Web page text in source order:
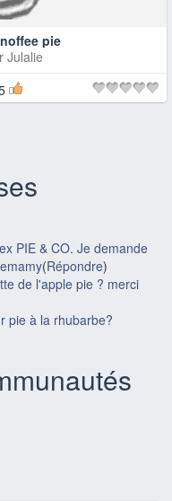
pie
Julalie
PIE & CO. Je demande
(Répondre)
de l'apple pie ? merci
pie à la rhubarbe?